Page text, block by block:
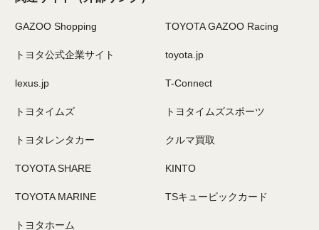
GAZOO Shopping TOYOTA GAZOO Racing
トヨタ公式企業サイト toyota.jp
lexus.jp T-Connect
トヨタイムズ トヨタイムズスポーツ
トヨタレンタカー クルマ買取
TOYOTA SHARE KINTO
TOYOTA MARINE TSキュービックカード
トヨタホーム